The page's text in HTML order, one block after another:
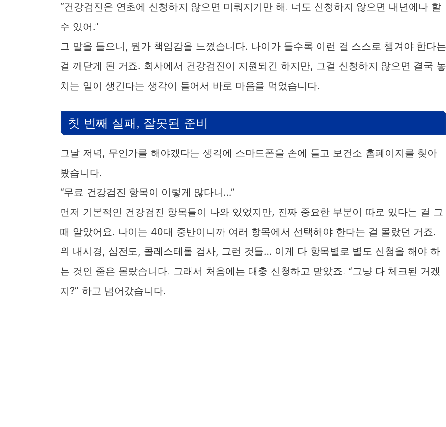
“건강검진은 연초에 신청하지 않으면 미뤄지기만 해. 너도 신청하지 않으면 내년에나 할
수 있어.”
그 말을 들으니, 뭔가 책임감을 느꼈습니다. 나이가 들수록 이런 걸 스스로 챙겨야 한다는
걸 깨닫게 된 거죠. 회사에서 건강검진이 지원되긴 하지만, 그걸 신청하지 않으면 결국 놓
치는 일이 생긴다는 생각이 들어서 바로 마음을 먹었습니다.
첫 번째 실패, 잘못된 준비
그날 저녁, 무언가를 해야겠다는 생각에 스마트폰을 손에 들고 보건소 홈페이지를 찾아
봤습니다.
“무료 건강검진 항목이 이렇게 많다니…”
먼저 기본적인 건강검진 항목들이 나와 있었지만, 진짜 중요한 부분이 따로 있다는 걸 그
때 알았어요. 나이는 40대 중반이니까 여러 항목에서 선택해야 한다는 걸 몰랐던 거죠.
위 내시경, 심전도, 콜레스테롤 검사, 그런 것들… 이게 다 항목별로 별도 신청을 해야 하
는 것인 줄은 몰랐습니다. 그래서 처음에는 대충 신청하고 말았죠. “그냥 다 체크된 거겠
지?” 하고 넘어갔습니다.